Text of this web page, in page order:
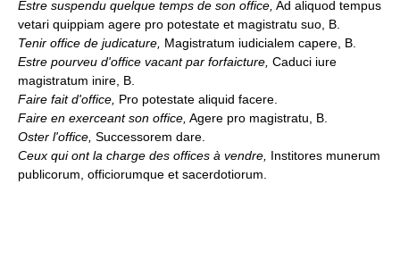
Estre suspendu quelque temps de son office, Ad aliquod tempus
vetari quippiam agere pro potestate et magistratu suo, B.
Tenir office de judicature, Magistratum iudicialem capere, B.
Estre pourveu d'office vacant par forfaicture, Caduci iure
magistratum inire, B.
Faire fait d'office, Pro potestate aliquid facere.
Faire en exerceant son office, Agere pro magistratu, B.
Oster l'office, Successorem dare.
Ceux qui ont la charge des offices à vendre, Institores munerum
publicorum, officiorumque et sacerdotiorum.